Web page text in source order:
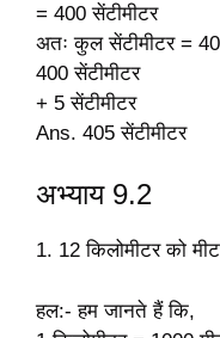
= 400 सेंटीमीटर
अतः कुल सेंटीमीटर =
400 सेंटीमीटर
+ 5 सेंटीमीटर
Ans. 405 सेंटीमीटर
अभ्याय 9.2
1. 12 किलोमीटर को
हल:- हम जानते हैं कि,